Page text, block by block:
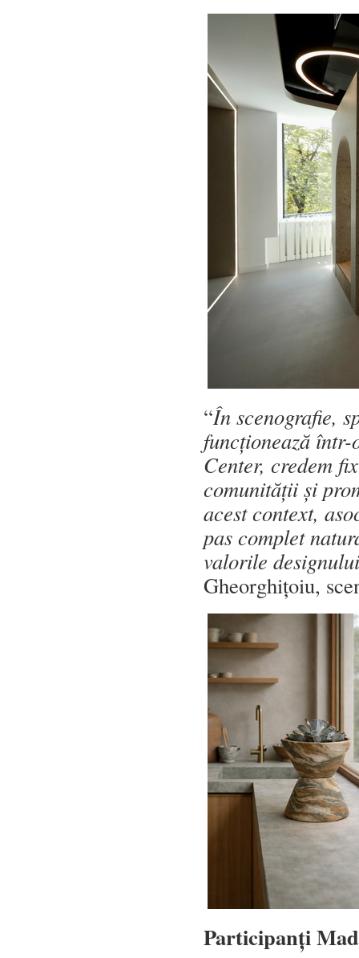
“În scenografie,
funcționează
Center, credem
comunității și
acest context,
pas complet
valorile
Gheorghițoiu,
Participanți